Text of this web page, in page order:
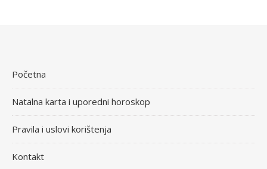
Početna
Natalna karta i uporedni horoskop
Pravila i uslovi korištenja
Kontakt